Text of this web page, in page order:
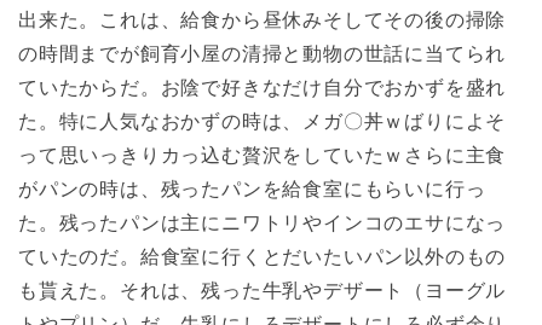
出来た。これは、給食から昼休みそしてその後の掃除
の時間までが飼育小屋の清掃と動物の世話に当てられ
ていたからだ。お陰で好きなだけ自分でおかずを盛れ
た。特に人気なおかずの時は、メガ〇丼ｗばりによそ
って思いっきりカっ込む贅沢をしていたｗさらに主食
がパンの時は、残ったパンを給食室にもらいに行っ
た。残ったパンは主にニワトリやインコのエサになっ
ていたのだ。給食室に行くとだいたいパン以外のもの
も貰えた。それは、残った牛乳やデザート（ヨーグル